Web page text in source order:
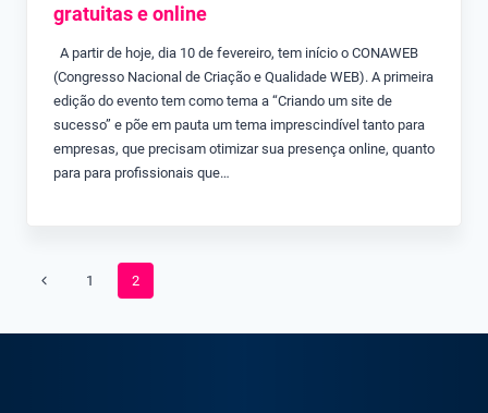
gratuitas e online
A partir de hoje, dia 10 de fevereiro, tem início o CONAWEB
(Congresso Nacional de Criação e Qualidade WEB). A primeira
edição do evento tem como tema a “Criando um site de
sucesso” e põe em pauta um tema imprescindível tanto para
empresas, que precisam otimizar sua presença online, quanto
para para profissionais que…
Navegação
Página
Página
1 2